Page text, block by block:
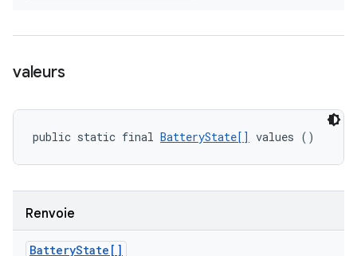
valeurs
public static final BatteryState[] values ()
Renvoie
BatteryState[]